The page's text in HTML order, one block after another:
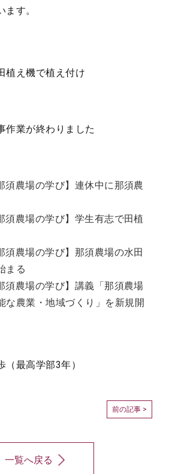
す。
植え機で植え付け
作業が終わりました
須農場の学び】連休中に那須農
須農場の学び】学生有志で田植
須農場の学び】那須農場の水田
まる
須農場の学び】講義「那須農場
な農業・地域づくり」を新規開
最高学部3年）
前の記事 >
一覧へ戻る